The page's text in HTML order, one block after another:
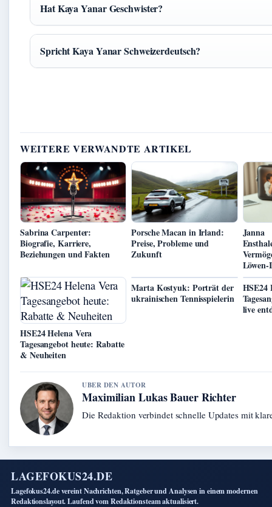
Hat Kaya Yanar Geschwister?
Spricht Kaya Yanar Schweizerdeutsch?
WEITERE VERWANDTE ARTIKEL
Sabrina Carpenter:
Biografie, Karriere,
Beziehungen und Fakten
Porsche Macan in Irland:
Preise, Probleme und
Zukunft
Janna
HSE24 Helena Vera
Tagesangebot heute: Rabatte
& Neuheiten
Marta Kostyuk: Porträt der
ukrainischen Tennisspielerin
HSE24
live
UBER DEN AUTOR
Maximilian Lukas Bauer Richter
Die Redaktion verbindet schnelle Updates mit
LAGEFOKUS24.DE
Lagefokus24.de vereint Nachrichten, Ratgeber und Analysen in einem modernen
Redaktionslayout. Laufend vom Redaktionsteam aktualisiert.